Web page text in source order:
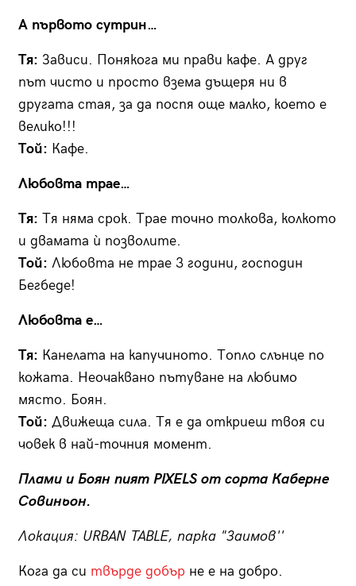
А първото сутрин…
Тя: Зависи. Понякога ми прави кафе. А друг
път чисто и просто взема дъщеря ни в
другата стая, за да поспя още малко, което е
велико!!!
Той: Кафе.
Любовта трае…
Тя: Тя няма срок. Трае точно толкова, колкото
и двамата ѝ позволите.
Той: Любовта не трае 3 години, господин
Бегбеде!
Любовта е…
Тя: Канелата на капучиното. Топло слънце по
кожата. Неочаквано пътуване на любимо
място. Боян.
Той: Движеща сила. Тя е да откриеш твоя си
човек в най-точния момент.
Плами и Боян пият PIXELS от сорта Каберне
Совиньон.
Локация: URBAN TABLE, парка "Заимов''
Кога да си твърде добър не е на добро.